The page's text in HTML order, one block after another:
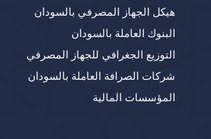
هيكل الجهاز المصرفي بالسودان
البنوك العاملة بالسودان
التوزيع الجغرافي للجهاز المصرفي
شركات الصرافة العاملة بالسودان
المؤسسات المالية